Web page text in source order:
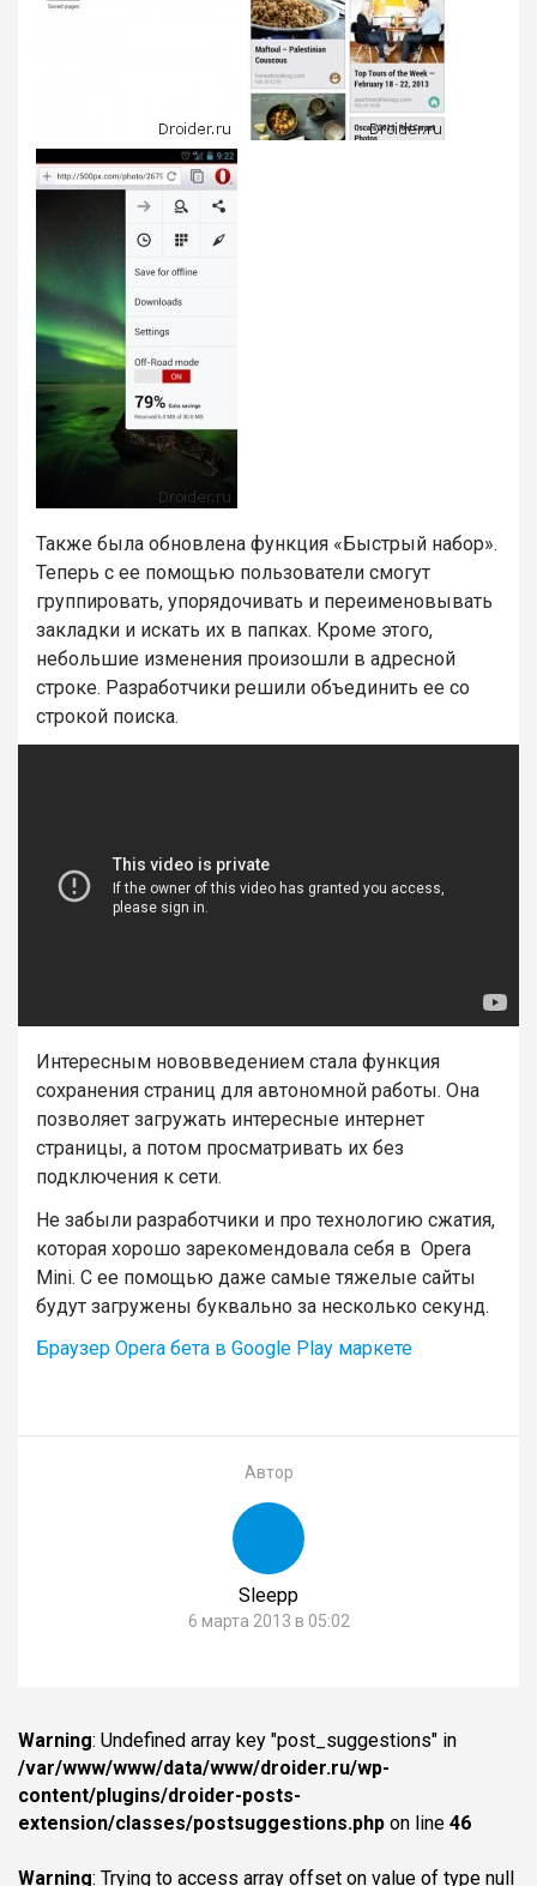
Также была обновлена функция «Быстрый набор».
Теперь с ее помощью пользователи смогут
группировать, упорядочивать и переименовывать
закладки и искать их в папках. Кроме этого,
небольшие изменения произошли в адресной
строке. Разработчики решили объединить ее со
строкой поиска.
Интересным нововведением стала функция
сохранения страниц для автономной работы. Она
позволяет загружать интересные интернет
страницы, а потом просматривать их без
подключения к сети.
Не забыли разработчики и про технологию сжатия,
которая хорошо зарекомендовала себя в Opera
Mini. С ее помощью даже самые тяжелые сайты
будут загружены буквально за несколько секунд.
Браузер Opera бета в Google Play маркете
Автор
Sleepp
6 марта 2013 в 05:02
Warning: Undefined array key "post_suggestions" in
/var/www/www/data/www/droider.ru/wp-
content/plugins/droider-posts-
extension/classes/postsuggestions.php on line 46
Warning: Trying to access array offset on value of type null